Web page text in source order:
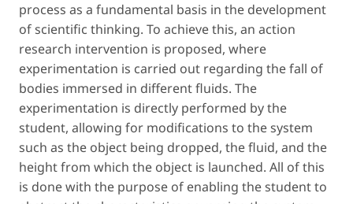
process as a fundamental basis in the development
of scientific thinking. To achieve this, an action
research intervention is proposed, where
experimentation is carried out regarding the fall of
bodies immersed in different fluids. The
experimentation is directly performed by the
student, allowing for modifications to the system
such as the object being dropped, the fluid, and the
height from which the object is launched. All of this
is done with the purpose of enabling the student to